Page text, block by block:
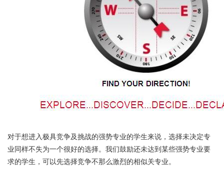
对于想进入极具竞争及挑战的强势专业的学生来说，选择未决定专
业同样不失为一个很好的选择。我们鼓励还未达到某些强势专业要
求的学生，可以先选择竞争不那么激烈的相似关专业。